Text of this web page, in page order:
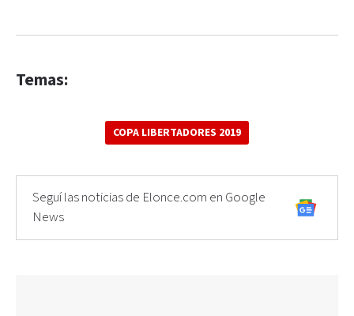
Temas:
COPA LIBERTADORES 2019
Seguí las noticias de Elonce.com en Google
News